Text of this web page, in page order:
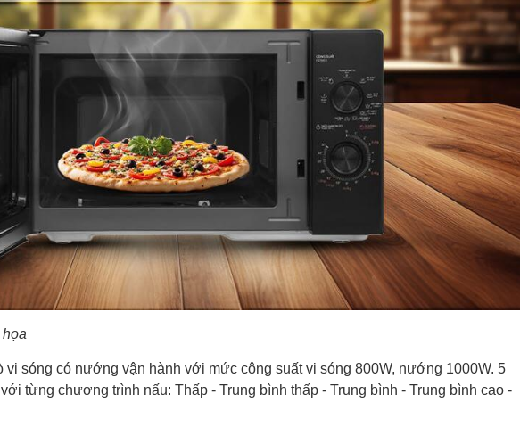
vi sóng có nướng vận hành với mức công suất vi sóng 800W, nướng 1000W. 5
từng chương trình nấu: Thấp - Trung bình thấp - Trung bình - Trung bình cao -